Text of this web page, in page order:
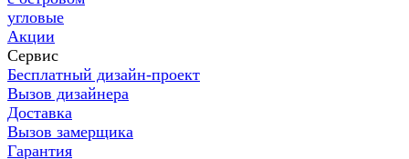
угловые
Акции
Сервис
Бесплатный дизайн-проект
Вызов дизайнера
Доставка
Вызов замерщика
Гарантия